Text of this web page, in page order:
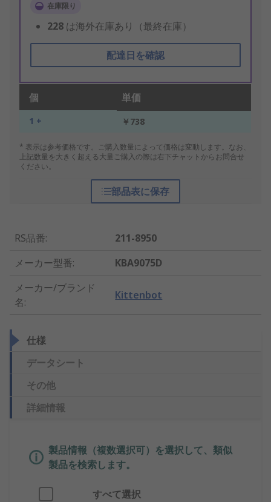
在庫限り
228 は海外在庫あり（最終在庫）
配達日を確認
個 単価
1 + ￥738
* 表示は参考価格です。ご購入数量によって価格は変動します。なお、
上記数量を大きく超える大量ご購入の際は右下チャットからお問合せ
ください。
部品表に保存
RS品番:
211-8950
メーカー型番:
KBA9075D
メーカー/ブランド
名:
Kittenbot
仕様
データシート
その他
詳細情報
製品情報（複数選択可）を選択して、類似
製品を検索します。
すべて選択